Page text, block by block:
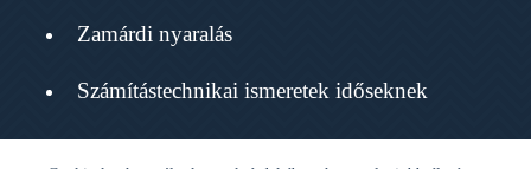
Zamárdi nyaralás
Számítástechnikai ismeretek időseknek
Havi hírmondó